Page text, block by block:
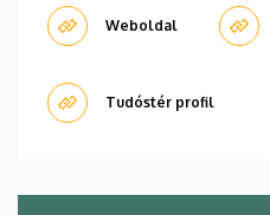
Weboldal
Tudóstér profil